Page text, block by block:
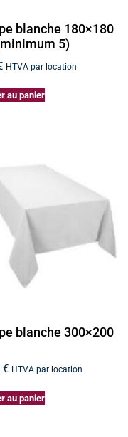
blanche 180×180
5)
HTVA par location
au panier
blanche 300×200
€ HTVA par location
au panier